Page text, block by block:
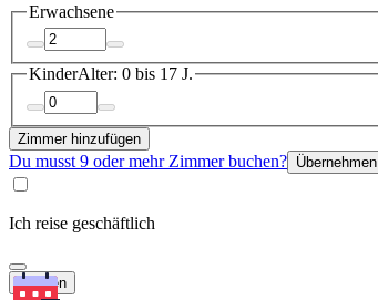
Erwachsene
KinderAlter: 0 bis 17 J.
Zimmer hinzufügen
Du musst 9 oder mehr Zimmer buchen? Übernehmen
Ich reise geschäftlich
Suchen